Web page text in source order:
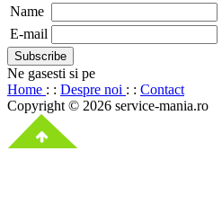
Name
E-mail
Ne gasesti si pe
Home : : Despre noi : : Contact
Copyright © 2026 service-mania.ro